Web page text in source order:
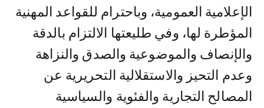
الإعلامية العمومية، وباحترام للقواعد المهنية
المؤطرة لها، وفي طليعتها الالتزام بالدقة
والإنصاف والموضوعية والصدق والنزاهة
وعدم التحيز والاستقلالية التحريرية عن
المصالح التجارية والفئوية والسياسية